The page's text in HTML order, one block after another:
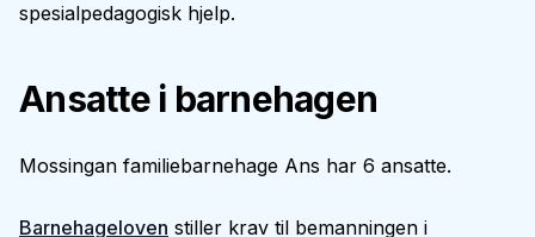
spesialpedagogisk hjelp.
Ansatte i barnehagen
Mossingan familiebarnehage Ans har 6 ansatte.
Barnehageloven stiller krav til bemanningen i